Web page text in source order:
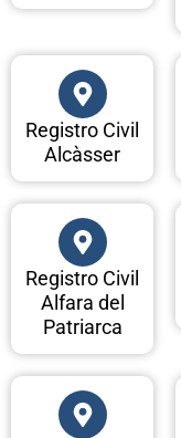
Registro Civil
Alcàsser
Registro Civil
Alfara del
Patriarca